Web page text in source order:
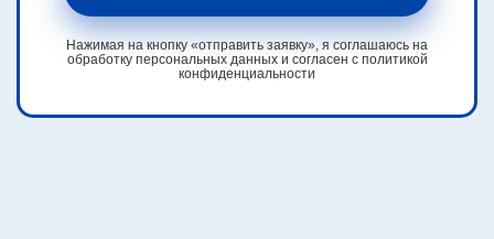
Нажимая на кнопку «отправить заявку», я соглашаюсь на
обработку персональных данных и согласен с политикой
конфиденциальности